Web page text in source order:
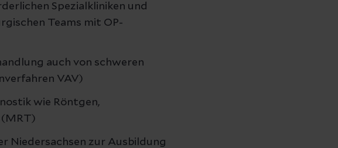
Spezialkliniken und
Teams mit OP-
auch von schweren
VAV)
wie Röntgen,
Niedersachsen zur Ausbildung